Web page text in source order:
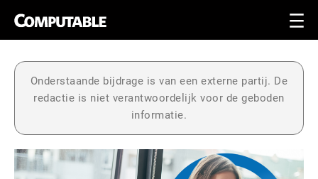
Onderstaande bijdrage is van een externe partij. De
redactie is niet verantwoordelijk voor de geboden
informatie.